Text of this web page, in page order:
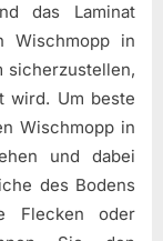
das Laminat
Wischmopp in
sicherzustellen,
wird. Um beste
Wischmopp in
und dabei
des Bodens
Flecken oder